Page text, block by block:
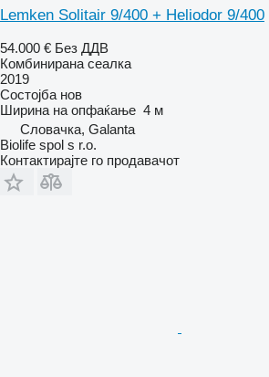
Lemken Solitair 9/400 + Heliodor 9/400
54.000 € Без ДДВ
Комбинирана сеалка
2019
Состојба нов
Ширина на опфаќање 4 м
Словачка, Galanta
Biolife spol s r.o.
Контактирајте го продавачот